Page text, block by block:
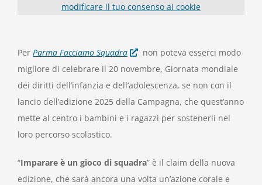
modificare il tuo consenso ai cookie
Per Parma Facciamo Squadra
non poteva esserci modo
migliore di celebrare il 20 novembre, Giornata mondiale
dei diritti dell’infanzia e dell’adolescenza, se non con il
lancio dell’edizione 2025 della Campagna, che quest’anno
mette al centro i bambini e i ragazzi per sostenerli nel
loro percorso scolastico.
“Imparare è un gioco di squadra” è il claim della nuova
edizione, che sarà ancora una volta un’azione corale e